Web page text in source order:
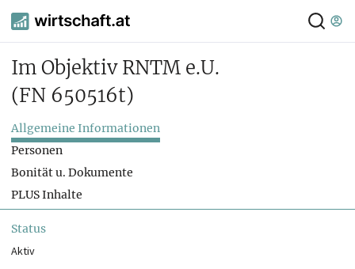
Im Objektiv RNTM e.U.
(FN 650516t)
Allgemeine Informationen
Personen
Bonität u. Dokumente
PLUS Inhalte
Status
Aktiv